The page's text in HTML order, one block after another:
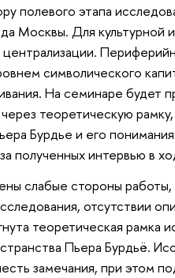
полевого этапа
Москвы. Для
централизации.
символического
На семинаре будет
теоретическую
Бурдье и его
полученных интервью в
слабые стороны
отсутствии
теоретическая рамка
Пьера Бурдьё.
замечания, при этом